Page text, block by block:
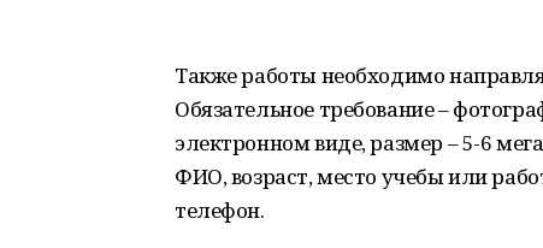
Также работы необходимо
Обязательное требование –
электронном виде, размер – 5-6
ФИО, возраст, место учебы или
телефон.